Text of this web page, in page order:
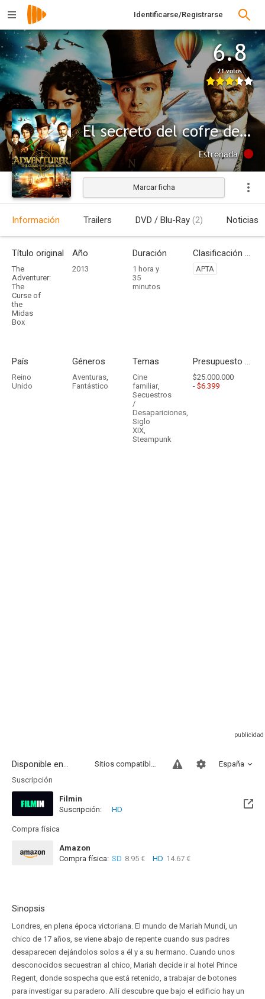
Identificarse/Registrarse
6.8
21 votos
El secreto del cofre de Midas
Estrenada
Marcar ficha
Información Trailers DVD / Blu-Ray (2) Noticias
Título original
The
Adventurer:
The
Curse of
the
Midas
Box
Año
2013
Duración
1 hora y
35
minutos
Clasificación por edades
APTA
País
Reino
Unido
Géneros
Aventuras,
Fantástico
Temas
Cine
familiar,
Secuestros
/
Desapariciones,
Siglo
XIX,
Steampunk
Presupuesto - Ingresos
$25.000.000
- $6.399
Disponible en... España
Sitios compatibles
Suscripción
Filmin
Disponible hasta el Sab, 14 Jul 2029 (Quedan 2 años)
Suscripción: HD
Compra física
Amazon
Compra física: SD 8.95 € HD 14.67 €
Sinopsis
Londres, en plena época victoriana. El mundo de Mariah Mundi, un
chico de 17 años, se viene abajo de repente cuando sus padres
desaparecen dejándolos solos a él y a su hermano. Cuando unos
desconocidos secuestran al chico, Mariah decide ir al hotel Prince
Regent, donde sospecha que está retenido, a trabajar de botones
para investigar su paradero. Allí descubre que bajo el edificio hay un